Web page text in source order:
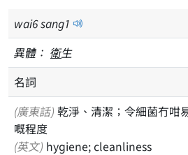
wai6sang1
異體： 衛生
名詞
(廣東話)
嘅程度
(英文) hygiene; cleanliness